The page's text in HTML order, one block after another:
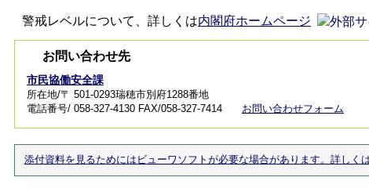
警戒レベルについて、詳しくは内閣府ホームページ
お問い合わせ先
市民協働安全課
所在地/〒 501-0293瑞穂市別府1288番地
電話番号/ 058-327-4130 FAX/058-327-7414 お問い合わせフォーム
添付資料を見るためにはビューワソフトが必要な場合があります。詳しく